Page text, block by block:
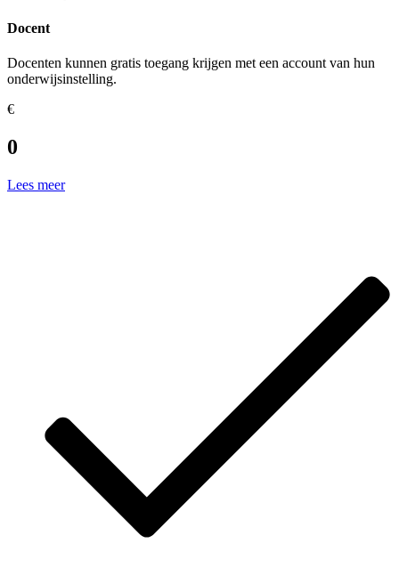
Docent
Docenten kunnen gratis toegang krijgen met een account van hun
onderwijsinstelling.
€
0
Lees meer